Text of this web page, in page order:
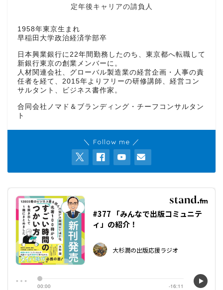
定年後キャリアの請負人
1958年東京生まれ
早稲田大学政治経済学部卒
日本興業銀行に22年間勤務したのち、東京都へ転職して
新銀行東京の創業メンバーに。
人材関連会社、グローバル製造業の経営企画・人事の責
任者を経て、2015年よりフリーの研修講師、経営コン
サルタント、ビジネス書作家。
合同会社ノマド＆ブランディング・チーフコンサルタン
ト
＼ Follow me ／